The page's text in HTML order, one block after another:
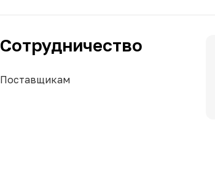
Сотрудничество
Поставщикам